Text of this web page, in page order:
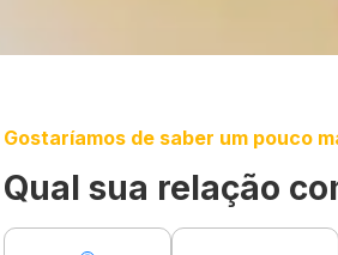
Gostaríamos de saber um pouco
Qual sua relação